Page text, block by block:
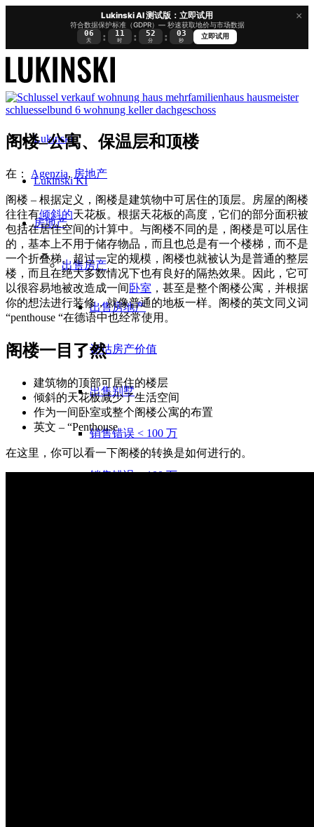
×
Lukinski AI 测试版：立即试用
符合数据保护标准（GDPR）— 秒速获取地价与市场数据
06
天 : 11
时 : 52
分 : 02
秒
立即试用
Lukinski
Lukinski KI
房地产
出售房产
出售房地产
评估房产价值
出售别墅
销售错误 < 100 万
销售错误 > 100 万
阁楼–公寓、保温层和顶楼
在： Agenzia, 房地产
阁楼 – 根据定义，阁楼是建筑物中可居住的顶层。房屋的阁楼
往往有倾斜的天花板。根据天花板的高度，它们的部分面积被
包括在居住空间的计算中。与阁楼不同的是，阁楼是可以居住
的，基本上不用于储存物品，而且也总是有一个楼梯，而不是
一个折叠梯。超过一定的规模，阁楼也就被认为是普通的整层
楼，而且在绝大多数情况下也有良好的隔热效果。因此，它可
以很容易地被改造成一间 卧室 ，甚至是整个阁楼公寓 ，并根据
你的想法进行装修，就像普通的地板一样。阁楼的英文同义词
“penthouse “在德语中也经常使用。
阁楼一目了然
建筑物的顶部可居住的楼层
倾斜的天花板减少了生活空间
作为一间卧室或整个阁楼公寓的布置
英文 – “Penthouse
在这里，你可以看一下阁楼的转换是如何进行的。